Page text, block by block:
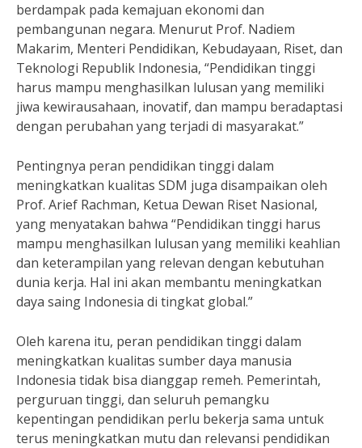
berdampak pada kemajuan ekonomi dan
pembangunan negara. Menurut Prof. Nadiem
Makarim, Menteri Pendidikan, Kebudayaan, Riset, dan
Teknologi Republik Indonesia, “Pendidikan tinggi
harus mampu menghasilkan lulusan yang memiliki
jiwa kewirausahaan, inovatif, dan mampu beradaptasi
dengan perubahan yang terjadi di masyarakat.”
Pentingnya peran pendidikan tinggi dalam
meningkatkan kualitas SDM juga disampaikan oleh
Prof. Arief Rachman, Ketua Dewan Riset Nasional,
yang menyatakan bahwa “Pendidikan tinggi harus
mampu menghasilkan lulusan yang memiliki keahlian
dan keterampilan yang relevan dengan kebutuhan
dunia kerja. Hal ini akan membantu meningkatkan
daya saing Indonesia di tingkat global.”
Oleh karena itu, peran pendidikan tinggi dalam
meningkatkan kualitas sumber daya manusia
Indonesia tidak bisa dianggap remeh. Pemerintah,
perguruan tinggi, dan seluruh pemangku
kepentingan pendidikan perlu bekerja sama untuk
terus meningkatkan mutu dan relevansi pendidikan